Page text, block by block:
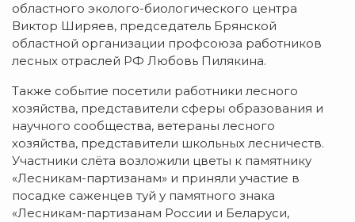
областного эколого-биологического центра
Виктор Ширяев, председатель Брянской
областной организации профсоюза работников
лесных отраслей РФ Любовь Пилякина.
Также событие посетили работники лесного
хозяйства, представители сферы образования и
научного сообщества, ветераны лесного
хозяйства, представители школьных лесничеств.
Участники слёта возложили цветы к памятнику
«Лесникам-партизанам» и приняли участие в
посадке саженцев туй у памятного знака
«Лесникам-партизанам России и Беларуси,